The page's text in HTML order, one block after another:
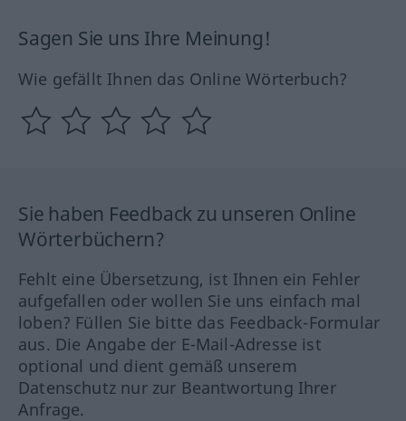
Sagen Sie uns Ihre Meinung!
Wie gefällt Ihnen das Online Wörterbuch?
Sie haben Feedback zu unseren Online
Wörterbüchern?
Fehlt eine Übersetzung, ist Ihnen ein Fehler
aufgefallen oder wollen Sie uns einfach mal
loben? Füllen Sie bitte das Feedback-Formular
aus. Die Angabe der E-Mail-Adresse ist
optional und dient gemäß unserem
Datenschutz nur zur Beantwortung Ihrer
Anfrage.